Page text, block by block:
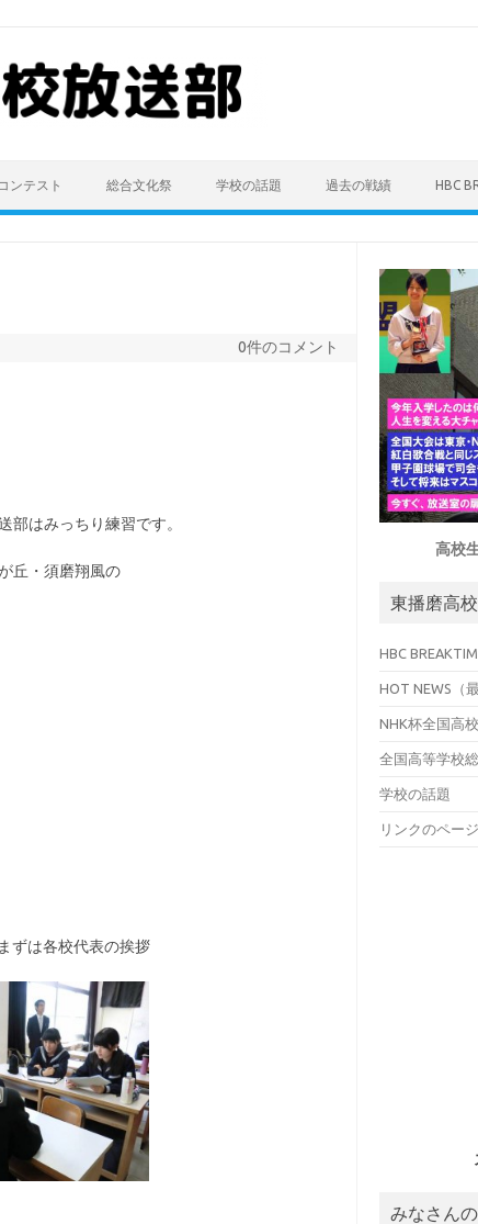
ンテスト 総合文化祭 学校の話題 過去の戦績 HBC
0件のコメント
部はみっちり練習です。
丘・須磨翔風の
ずは各校代表の挨拶
高校
東播磨高
HBC
HOT NEWS（
NHK杯全国高
全国高等学校
学校の話題
リンクのページ
みなさん